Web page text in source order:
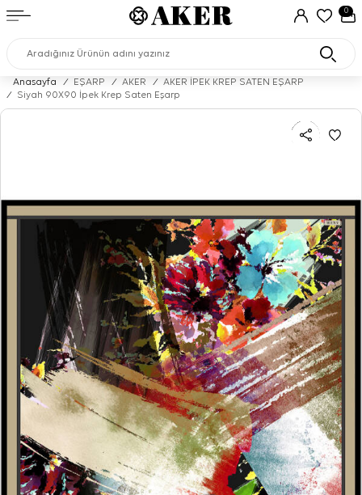
0
Anasayfa / EŞARP / AKER /
AKER İPEK KREP SATEN EŞARP
/
Siyah 90X90 İpek Krep Saten Eşarp